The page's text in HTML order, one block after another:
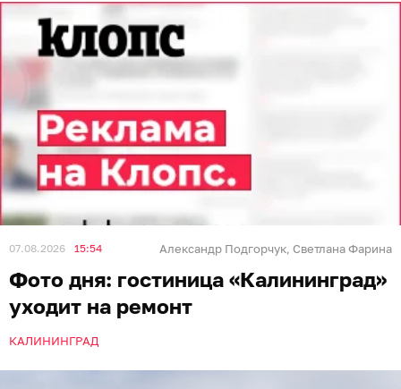
07.08.2026 15:54 Александр Подгорчук, Светлана Фарина
Фото дня: гостиница «Калининград»
уходит на ремонт
КАЛИНИНГРАД